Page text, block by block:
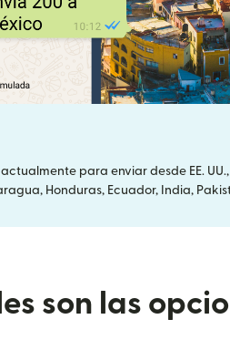
para enviar desde EE.
Honduras, Ecuador, India,
son las